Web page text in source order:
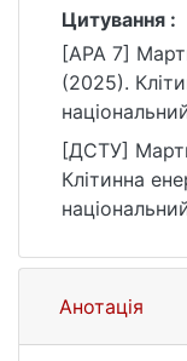
Цитування :
[APA 7]
(2025).
Шевченка.
https://
5
[ДСТУ]
Клітинна
https://
5 (дата
Анотація